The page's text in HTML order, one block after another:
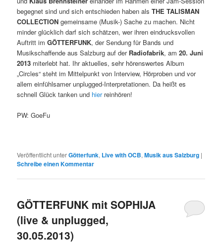
begegnet sind und sich entschieden haben alsTHE TALISMAN
COLLECTION gemeinsame (Musik-) Sache zu machen. Nicht
minder glücklich darf sich schätzen, wer ihren eindrucksvollen
Auftritt imGÖTTERFUNK, der Sendung für Bands und
Musikschaffende aus Salzburg auf der Radiofabrik, am20. Juni
2013 miterlebt hat. Ihr aktuelles, sehr hörenswertes Album
„Circles“ steht im Mittelpunkt von Interview, Hörproben und vor
allem einfühlsamer unplugged-Interpretationen. Da heißt es
schnell Glück tanken und hierreinhören!
PW: GoeFu
Veröffentlicht unterGötterfunk, Live with OCB,Musik aus Salzburg |
Schreibe einen Kommentar
GÖTTERFUNK mit SOPHIJA
(live & unplugged,
30.05.2013)